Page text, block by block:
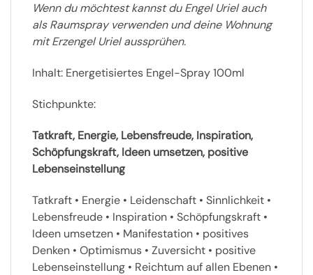
Wenn du möchtest kannst du Engel Uriel auch
als Raumspray verwenden und deine Wohnung
mit Erzengel Uriel aussprühen.
Inhalt: Energetisiertes Engel-Spray 100ml
Stichpunkte:
Tatkraft, Energie, Lebensfreude, Inspiration,
Schöpfungskraft, Ideen umsetzen, positive
Lebenseinstellung
Tatkraft • Energie • Leidenschaft • Sinnlichkeit •
Lebensfreude • Inspiration • Schöpfungskraft •
Ideen umsetzen • Manifestation • positives
Denken • Optimismus • Zuversicht • positive
Lebenseinstellung • Reichtum auf allen Ebenen •